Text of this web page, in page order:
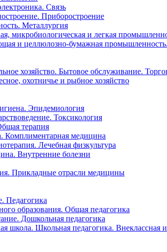
Связь
Приборостроение
Металлургия
микробиологическая и легкая
и целлюлозно-бумажная
хозяйство. Бытовое обслуживание.
охотничье и рыбное хозяйство
Эпидемиология
Токсикология
терапия
Комплиментарная медицина
Лечебная физкультура
Внутренние болезни
Прикладные отрасли медицины
Педагогика
образования. Общая педагогика
Дошкольная педагогика
школа. Школьная педагогика. Внеклассная